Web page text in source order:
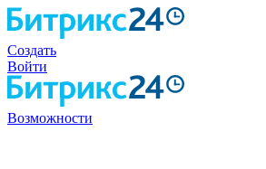
Создать
Войти
Возможности